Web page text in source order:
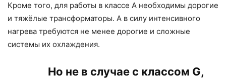
Кроме того, для работы в классе А необходимы дорогие
и тяжёлые трансформаторы. А в силу интенсивного
нагрева требуются не менее дорогие и сложные
системы их охлаждения.
Но не в случае с классом G,